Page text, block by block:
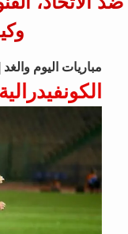
مباريات اليوم